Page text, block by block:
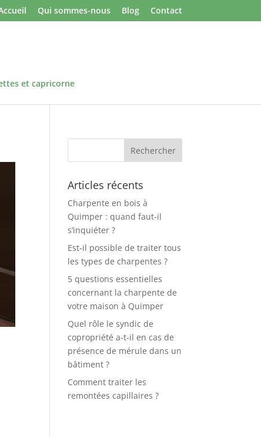
Qui sommes-nous Blog Contact
et capricorne
Articles récents
Charpente en bois à
Quimper : quand faut-il
s’inquiéter ?
Est-il possible de traiter tous
les types de charpentes ?
5 questions essentielles
concernant la charpente de
votre maison à Quimper
Quel rôle le syndic de
copropriété a-t-il en cas de
présence de mérule dans un
bâtiment ?
Comment traiter les
remontées capillaires ?